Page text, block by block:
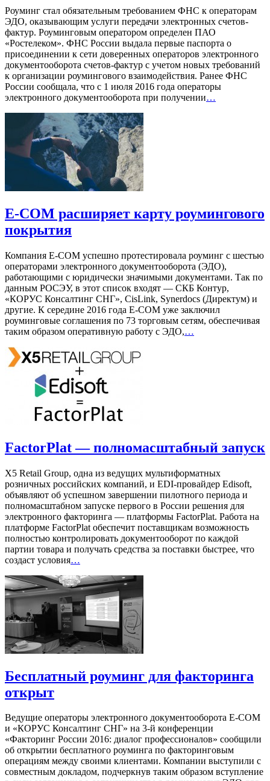
Роуминг стал обязательным требованием ФНС к операторам
ЭДО, оказывающим услуги передачи электронных счетов-
фактур. Роуминговым оператором определен ПАО
«Ростелеком». ФНС России выдала первые паспорта о
присоединении к сети доверенных операторов электронного
документооборота счетов-фактур с учетом новых требований
к организации роумингового взаимодействия. Ранее ФНС
России сообщала, что с 1 июля 2016 года операторы
электронного документооборота при получении…
E-COM расширяет карту роумингового
покрытия
Компания E-COM успешно протестировала роуминг с шестью
операторами электронного документооборота (ЭДО),
работающими с юридически значимыми документами. Так по
данным РОСЭУ, в этот список входят — СКБ Контур,
«КОРУС Консалтинг СНГ», CisLink, Synerdocs (Директум) и
другие. К середине 2016 года E-COM уже заключил
роуминговые соглашения по 73 торговым сетям, обеспечивая
таким образом оперативную работу с ЭДО,…
FactorPlat — полномасштабный запуск
X5 Retail Group, одна из ведущих мультиформатных
розничных российских компаний, и EDI-провайдер Edisoft,
объявляют об успешном завершении пилотного периода и
полномасштабном запуске первого в России решения для
электронного факторинга — платформы FactorPlat. Работа на
платформе FactorPlat обеспечит поставщикам возможность
полностью контролировать документооборот по каждой
партии товара и получать средства за поставки быстрее, что
создаст условия…
Бесплатный роуминг для факторинга
открыт
Ведущие операторы электронного документооборота E-COM
и «КОРУС Консалтинг СНГ» на 3-й конференции
«Факторинг России 2016: диалог профессионалов» сообщили
об открытии бесплатного роуминга по факторинговым
операциям между своими клиентами. Компании выступили с
совместным докладом, подчеркнув таким образом вступление